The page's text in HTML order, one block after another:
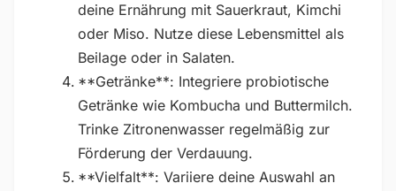
deine Ernährung mit Sauerkraut, Kimchi
oder Miso. Nutze diese Lebensmittel als
Beilage oder in Salaten.
**Getränke**: Integriere probiotische
Getränke wie Kombucha und Buttermilch.
Trinke Zitronenwasser regelmäßig zur
Förderung der Verdauung.
**Vielfalt**: Variiere deine Auswahl an